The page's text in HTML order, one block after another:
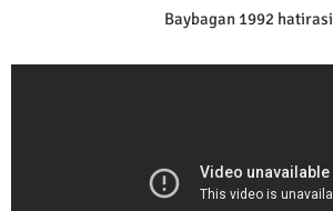
Baybagan 1992 hatirasi